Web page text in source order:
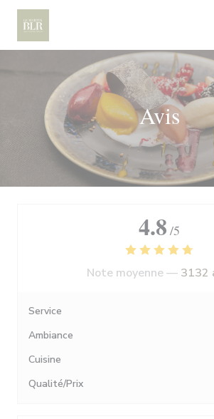
Personnalisation de vos choix en matière
Avis
4.8 /5
Note moyenne — 3132
Service
Ambiance
Cuisine
Qualité/Prix